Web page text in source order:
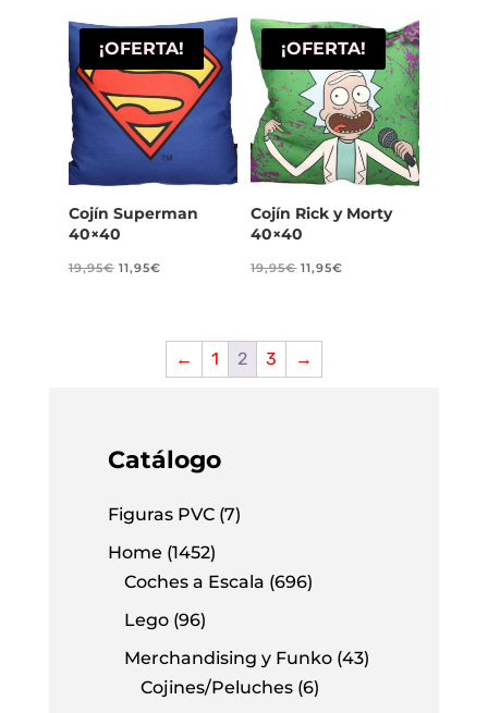
Catálogo
Figuras PVC (7)
Home (1452)
Coches a Escala (696)
Lego (96)
Merchandising y Funko (43)
Cojines/Peluches (6)
era:
19,95€.
actual
es:
11,95€.
19,95€.11,95€.
¡OFERTA!
Cojín Superman
40×40
19,95€ El
19,95€.
11,95€El
11,95€.
¡OFERTA!
Cojín Rick y Morty
40×40
19,95€ El
19,95€.
11,95€
← 1 2 3 →